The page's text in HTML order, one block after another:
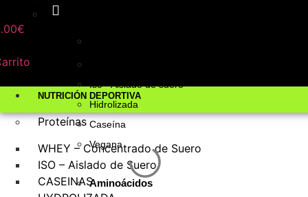
Anabólicos naturales
Iso - Aislado de suero
Hidrolizada
Caseína
Vegana
Aminoácidos
€
NUTRICIÓN DEPORTIVA
Proteínas
WHEY – Concentrado de Suero
ISO – Aislado de Suero
CASEINAS